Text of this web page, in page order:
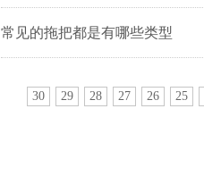
常见的拖把都是有哪些类型
25
26
27
28
29
30